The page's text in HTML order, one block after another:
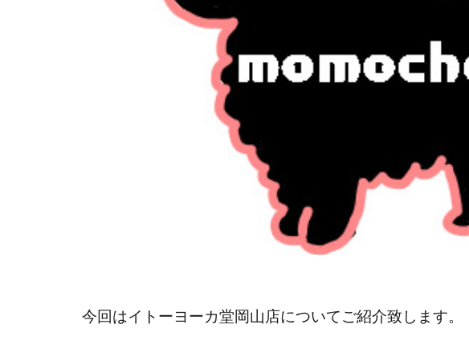
今回はイトーヨーカ堂岡山店についてご紹介致します。